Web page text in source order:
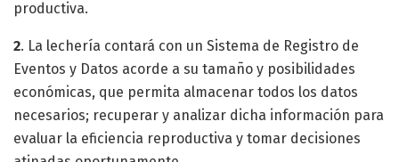
productiva.
2. La lechería contará con un Sistema de Registro de
Eventos y Datos acorde a su tamaño y posibilidades
económicas, que permita almacenar todos los datos
necesarios; recuperar y analizar dicha información para
evaluar la eficiencia reproductiva y tomar decisiones